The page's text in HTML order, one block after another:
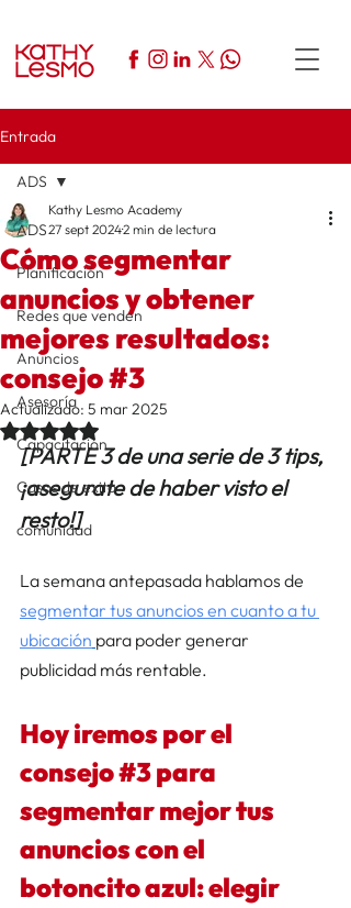
Entrada
ADS
Planificación
Redes que venden
Anuncios
Asesoría
Capacitación
Casos de exito
comunidad
ADS
Cómo segmentar
anuncios y obtener
mejores resultados:
consejo #3
Kathy Lesmo Academy
27 sept 20242 min de lectura
Actualizado: 5 mar 2025
Obtuvo NaN de 5 estrellas.
[PARTE 3 de una serie de 3 tips,
¡asegurate de haber visto el
resto!]
La semana antepasada hablamos de
segmentar tus anuncios en cuanto a tu
ubicación para poder generar
publicidad más rentable.
Hoy iremos por el
consejo #3 para
segmentar mejor tus
anuncios con el
botoncito azul: elegir